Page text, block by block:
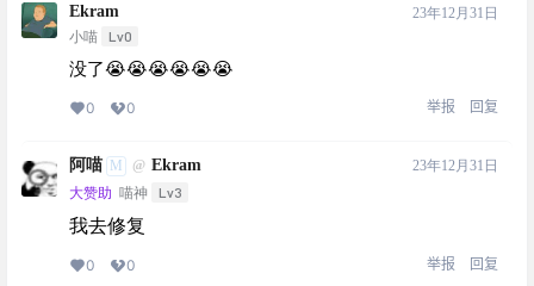
Ekram
小喵 Lv0
23年12月31日
没了😭😭😭😭😭😭
0 0 举报 回复
阿喵 M @ Ekram
大赞助 喵神 Lv3
23年12月31日
我去修复
0 0 举报 回复